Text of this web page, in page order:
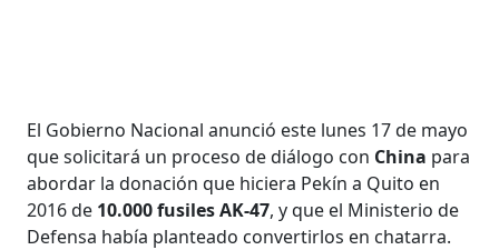
El Gobierno Nacional anunció este lunes 17 de mayo
que solicitará un proceso de diálogo con China para
abordar la donación que hiciera Pekín a Quito en
2016 de 10.000 fusiles AK-47, y que el Ministerio de
Defensa había planteado convertirlos en chatarra.